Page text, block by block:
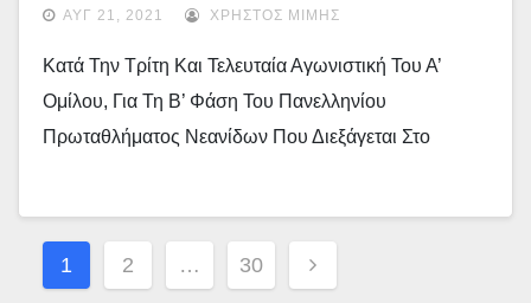
ΑΡΧΕΛΑΟΣ 33-66
ΑΥΓ 21, 2021 ΧΡΉΣΤΟΣ ΜΊΜΗΣ
Κατά Την Τρίτη Και Τελευταία Αγωνιστική Του Α’
Ομίλου, Για Τη Β’ Φάση Του Πανελληνίου
Πρωταθλήματος Νεανίδων Που Διεξάγεται Στο
Σελιδοποίηση
1 2 … 30